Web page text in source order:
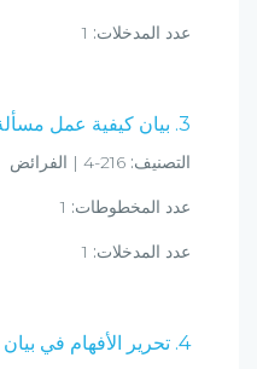
عدد المدخلات:
3. بيان كيفية عمل مسألة الإمام الحوفي
التصنيف:
عدد المخطوطات:
عدد المدخلات:
4. تحرير الأفهام في بيان كيفية توريث ذوي الأرحام